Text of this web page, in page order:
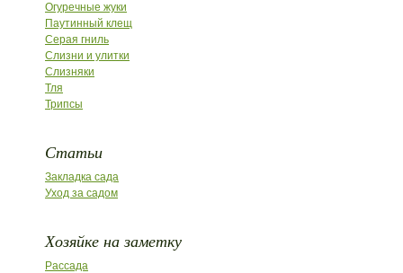
Огуречные жуки
Паутинный клещ
Серая гниль
Слизни и улитки
Слизняки
Тля
Трипсы
Статьи
Закладка сада
Уход за садом
Хозяйке на заметку
Рассада